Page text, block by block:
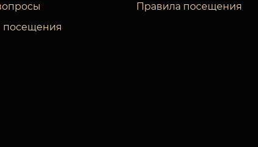
посещения
Правила посещения